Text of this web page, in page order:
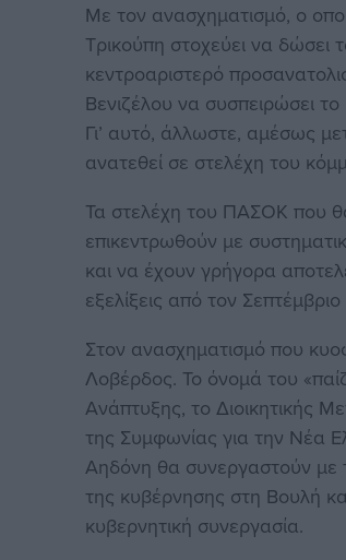
Με τον ανασχηματισμό, ο
Τρικούπη στοχεύει να δώσει
κεντροαριστερό
Βενιζέλου να συσπειρώσει
Γι’ αυτό, άλλωστε, αμέσως
ανατεθεί σε στελέχη του
Τα στελέχη του ΠΑΣΟΚ που
επικεντρωθούν με
και να έχουν γρήγορα
εξελίξεις από τον
Στον ανασχηματισμό που
Λοβέρδος. Το όνομά του
Ανάπτυξης, το Διοικητικής
της Συμφωνίας για την Νέα
Αηδόνη θα συνεργαστούν με
της κυβέρνησης στη Βουλή
κυβερνητική συνεργασία.